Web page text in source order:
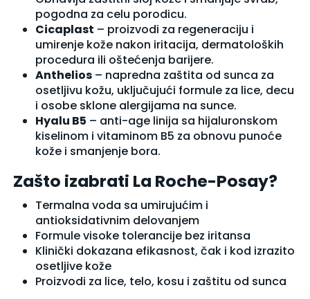
pogodna za celu porodicu.
Cicaplast – proizvodi za regeneraciju i
umirenje kože nakon iritacija, dermatoloških
procedura ili oštećenja barijere.
Anthelios– napredna zaštita od sunca za
osetljivu kožu, uključujući formule za lice, decu
i osobe sklone alergijama na sunce.
Hyalu B5 – anti-age linija sa hijaluronskom
kiselinom i vitaminom B5 za obnovu punoće
kože i smanjenje bora.
Zašto izabrati La Roche-Posay?
Termalna voda sa umirujućim i
antioksidativnim delovanjem
Formule visoke tolerancije bez iritansa
Klinički dokazana efikasnost, čak i kod izrazito
osetljive kože
Proizvodi za lice, telo, kosu i zaštitu od sunca